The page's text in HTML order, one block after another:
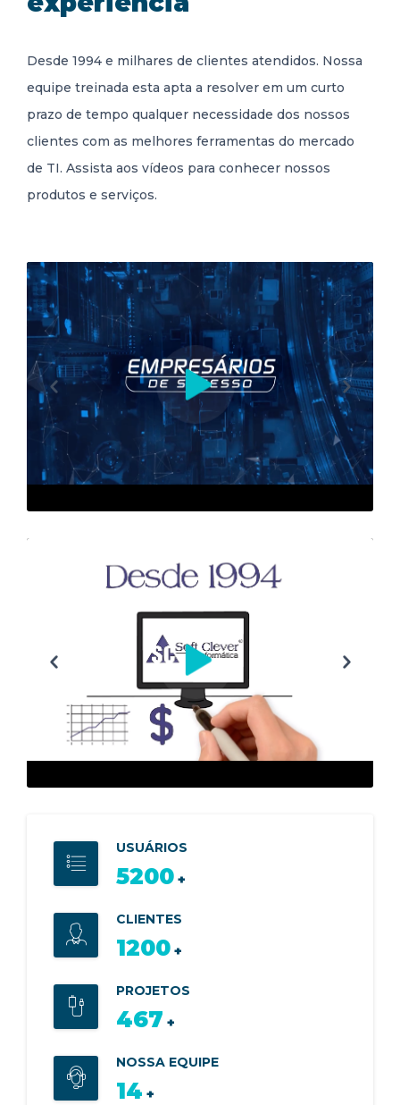
Desde 1994 e milhares de clientes atendidos. Nossa
equipe treinada esta apta a resolver em um curto
prazo de tempo qualquer necessidade dos nossos
clientes com as melhores ferramentas do mercado
de TI. Assista aos vídeos para conhecer nossos
produtos e serviços.
USUÁRIOS
10400
CLIENTES
2500 +
PROJETOS
900 +
NOSSA EQUIPE
27 +